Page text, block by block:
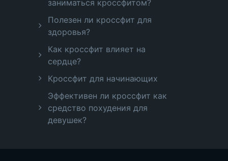
заниматься кроссфитом?
Полезен ли кроссфит для
здоровья?
Как кроссфит влияет на
сердце?
Кроссфит для начинающих
Эффективен ли кроссфит как
средство похудения для
девушек?